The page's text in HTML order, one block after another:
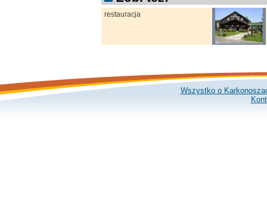
restauracja
Wszystko o